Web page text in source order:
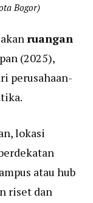
Bogor)
ruangan
(2025),
perusahaan-
lokasi
atau hub
riset dan